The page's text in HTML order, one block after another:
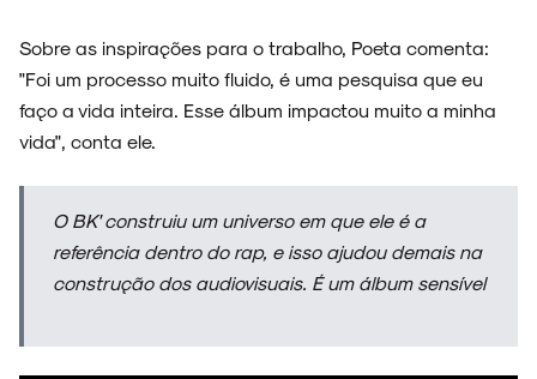
Sobre as inspirações para o trabalho, Poeta comenta:
"Foi um processo muito fluido, é uma pesquisa que eu
faço a vida inteira. Esse álbum impactou muito a minha
vida", conta ele.
O BK' construiu um universo em que ele é a
referência dentro do rap, e isso ajudou demais na
construção dos audiovisuais. É um álbum sensível